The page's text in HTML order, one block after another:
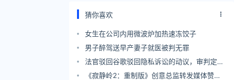
猜你喜欢
女生在公司内用微波炉加热速冻饺子
男子醉驾送早产妻子就医被判无罪
法官驳回谷歌驳回隐私诉讼的动议，审判定于
八月进行
《寂静岭2：重制版》创意总监转发媒体赞誉